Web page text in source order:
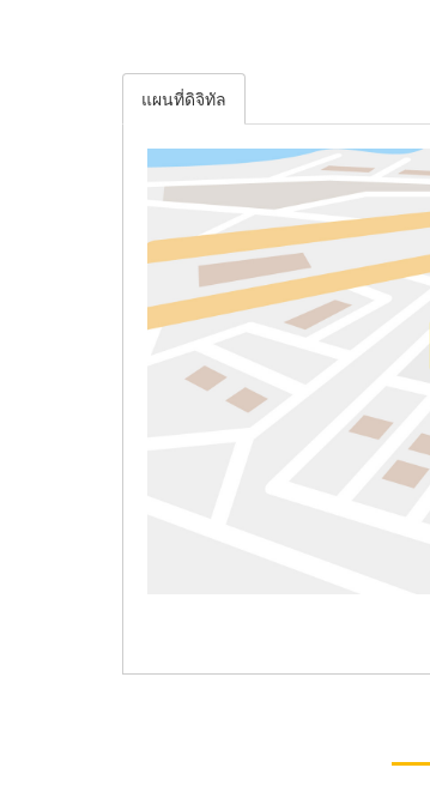
แผนที่ดิจิทัล